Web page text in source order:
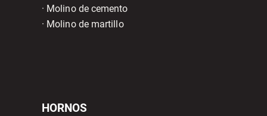
· Molino de cemento
· Molino de martillo
HORNOS